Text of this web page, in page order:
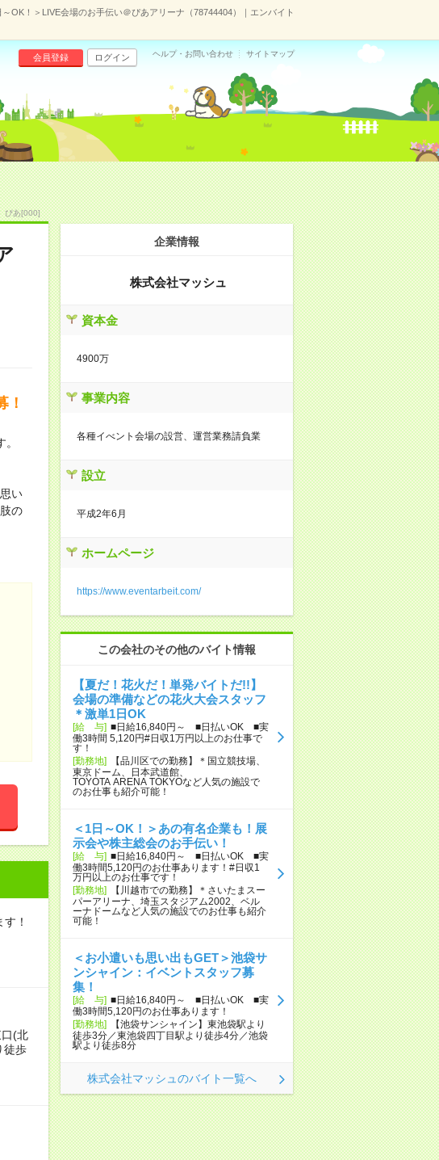
～OK！＞LIVE会場のお手伝い＠ぴあアリーナ（78744404）｜エンバイト
会員登録 ログイン ヘルプ・お問い合わせ サイトマップ
ぴあ[000]
！
い
の
！
(北
徒歩
企業情報
株式会社マッシュ
資本金
4900万
事業内容
各種イべント会場の設営、運営業務請負業
設立
平成2年6月
ホームページ
https://www.eventarbeit.com/
この会社のその他のバイト情報
【夏だ！花火だ！単発バイトだ!!】
会場の準備などの花火大会スタッフ
＊激単1日OK
[給 与] ■日給16,840円～ ■日払いOK ■実
働3時間 5,120円#日収1万円以上のお仕事で
す！
[勤務地]
【品川区での勤務】＊国立競技場、
東京ドーム、日本武道館、
TOYOTA ARENA TOKYOなど人気の施設で
のお仕事も紹介可能！
＜1日～OK！＞あの有名企業も！展
示会や株主総会のお手伝い！
[給 与] ■日給16,840円～ ■日払いOK ■実
働3時間5,120円のお仕事あります！#日収1
万円以上のお仕事です！
[勤務地]
【川越市での勤務】＊さいたまスー
パーアリーナ、埼玉スタジアム2002、ベル
ーナドームなど人気の施設でのお仕事も紹介
可能！
＜お小遣いも思い出もGET＞池袋サ
ンシャイン：イベントスタッフ募
集！
[給 与] ■日給16,840円～ ■日払いOK ■実
働3時間5,120円のお仕事あります！
[勤務地]
【池袋サンシャイン】東池袋駅より
徒歩3分／東池袋四丁目駅より徒歩4分／池袋
駅より徒歩8分
株式会社マッシュのバイト一覧へ